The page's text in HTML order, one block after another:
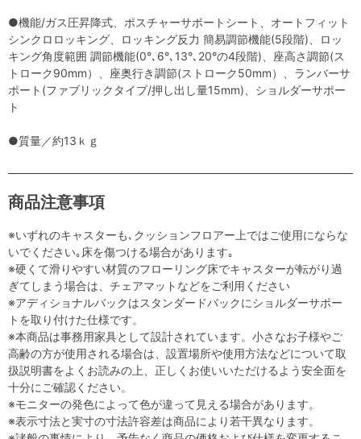
●機能/ガス圧昇降式、ポスチャーサポートシート、オートフィット
シンクロロッキング、ロッキング反力 簡易調節機能(5段階)、ロッ
キング角度範囲 調節機能(0°､6°､13°､20°の4段階)、座高さ調節(ス
トローク90mm）、座奥行き調節(ストローク50mm）、ランバーサ
ポート(ファブリックタイプ/押し出し量15mm)、ショルダーサポー
ト
●質量／約13ｋｇ
商品注意事項
※いずれのキャスターも､クッションフロアー上ではご使用にならな
いでください｡床を傷つける場合があります｡
※硬くて滑りやすい材質のフローリング床でキャスターが転がり過
ぎてしまう場合は、チェアマットなどをご利用ください
※アディショナルバックはスタンダードバックにショルダーサポー
トを取り付けた仕様です。
※本商品は事務用家具として設計されています。小さなお子様やご
高齢の方が使用される場合は、設置場所や使用方法などについて取
扱説明書をよくお読みの上、正しくお使いいただけるよう安全面を
十分にご確認ください。
※モニターの発色によって色が違って見える場合があります。
※表示寸法と実寸の寸法許容差は商品により若干異なります。